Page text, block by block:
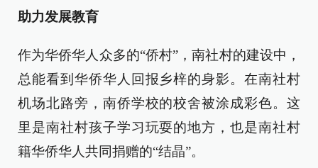
助力发展教育
作为华侨华人众多的“侨村”，南社村的建设中，
总能看到华侨华人回报乡梓的身影。在南社村
机场北路旁，南侨学校的校舍被涂成彩色。这
里是南社村孩子学习玩耍的地方，也是南社村
籍华侨华人共同捐赠的“结晶”。